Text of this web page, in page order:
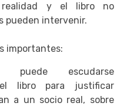
realidad y el libro no
pueden intervenir.
importantes:
escudarse
libro para justificar
a un socio real, sobre